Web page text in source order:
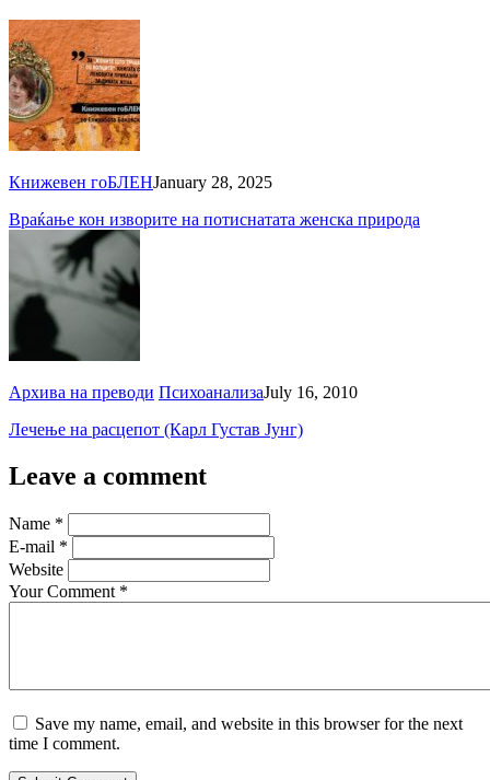
Книжевен гоБЛЕНJanuary 28, 2025
Враќање кон изворите на потиснатата женска природа
Архива на преводи ПсихоанализаJuly 16, 2010
Лечење на расцепот (Карл Густав Јунг)
Leave a comment
Name *
E-mail *
Website
Your Comment *
Save my name, email, and website in this browser for the next
time I comment.